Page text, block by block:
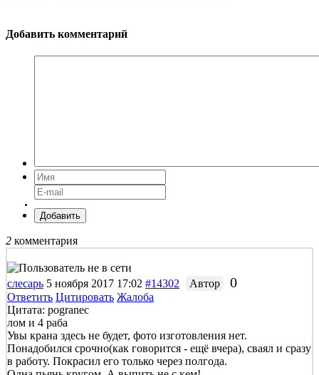
Добавить комментарий
Добавить
2 комментария
слесарь 5 ноября 2017 17:02 #14302 Автор 0
Ответить Цитировать Жалоба
Цитата: pogranec
лом и 4 раба
Увы крана здесь не будет, фото изготовления нет.
Понадобился срочно(как говорится - ещё вчера), сваял и сразу
в работу. Покрасил его только через полгода.